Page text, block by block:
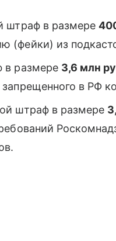
штраф в размере
(фейки) из
в размере 3,6 млн
в РФ
штраф в размере